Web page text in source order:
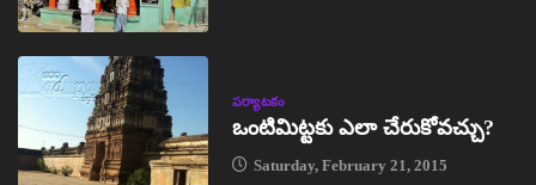
పర్యాటకం
ఒంటిమిట్టకు ఎలా చేరుకోవచ్చు?
Saturday, February 21, 2015